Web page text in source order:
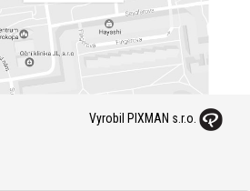
Vyrobil PIXMAN s.r.o.